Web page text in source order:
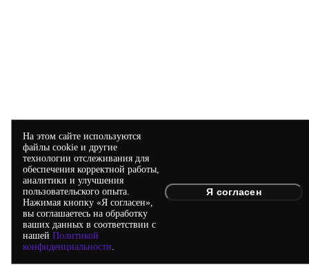
На этом сайте используются
файлы cookie и другие
технологии отслеживания для
обеспечения корректной работы,
аналитики и улучшения
пользовательского опыта.
Нажимая кнопку «Я согласен»,
вы соглашаетесь на обработку
ваших данных в соответствии с
нашей Политикой
конфиденциальности.
Я согласен